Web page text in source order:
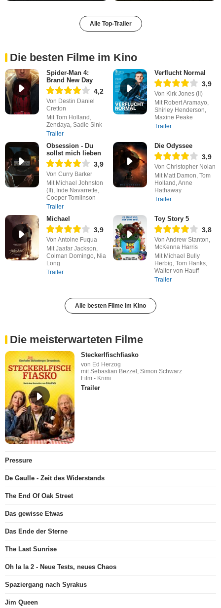
Alle Top-Trailer
Die besten Filme im Kino
Spider-Man 4:
Brand New Day
4,2
Von Destin Daniel
Cretton
Mit Tom Holland,
Zendaya, Sadie Sink
Trailer
Verflucht Normal
3,9
Von Kirk Jones (II)
Mit Robert Aramayo,
Shirley Henderson,
Maxine Peake
Trailer
Obsession - Du
sollst mich lieben
3,9
Von Curry Barker
Mit Michael Johnston
(II), Inde Navarrette,
Cooper Tomlinson
Trailer
Die Odyssee
3,9
Von Christopher Nolan
Mit Matt Damon, Tom
Holland, Anne
Hathaway
Trailer
Michael
3,9
Von Antoine Fuqua
Mit Jaafar Jackson,
Colman Domingo, Nia
Long
Trailer
Toy Story 5
3,8
Von Andrew Stanton,
McKenna Harris
Mit Michael Bully
Herbig, Tom Hanks,
Walter von Hauff
Trailer
Alle besten Filme im Kino
Die meisterwarteten Filme
Steckerlfischfiasko
von Ed Herzog
mit Sebastian Bezzel, Simon Schwarz
Film - Krimi
Trailer
Pressure
De Gaulle - Zeit des Widerstands
The End Of Oak Street
Das gewisse Etwas
Das Ende der Sterne
The Last Sunrise
Oh la la 2 - Neue Tests, neues Chaos
Spaziergang nach Syrakus
Jim Queen